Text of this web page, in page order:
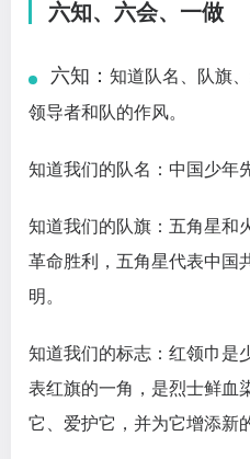
六知、六会、一做
六知： 知道队名、队旗
领导者和队的作风。
知道我们的队名：中国少年
知道我们的队旗：五角星和
革命胜利，五角星代表中国
明。
知道我们的标志：红领巾是
表红旗的一角，是烈士鲜血
它、爱护它，并为它增添新